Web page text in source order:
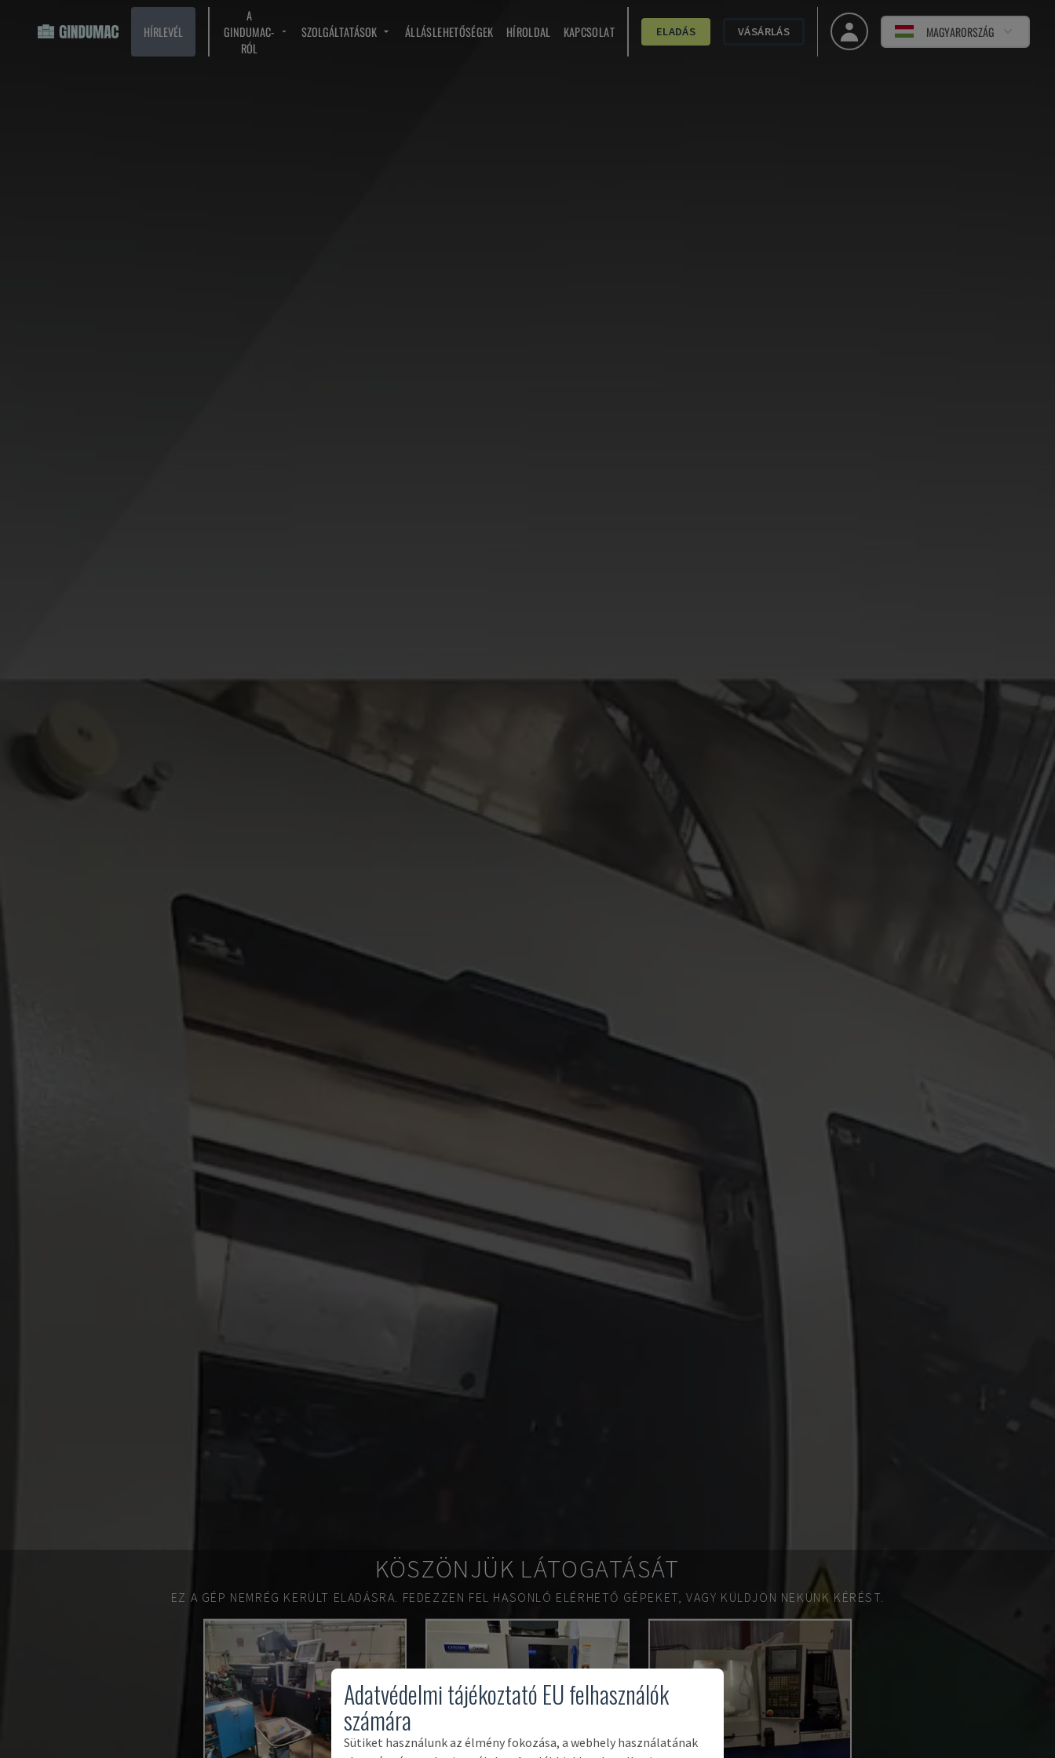
HÍRLEVÉL
A
GINDUMAC-
RÓL
SZOLGÁLTATÁSOK ÁLLÁSLEHETŐSÉGEK HÍROLDAL KAPCSOLAT ELADÁS VÁSÁRLÁS MAGYARORSZÁG
KÖSZÖNJÜK LÁTOGATÁSÁT
EZ A GÉP NEMRÉG KERÜLT ELADÁSRA. FEDEZZEN FEL HASONLÓ ELÉRHETŐ GÉPEKET, VAGY KÜLDJÖN NEKÜNK KÉRÉST.
Adatvédelmi tájékoztató EU felhasználók
számára
Sütiket használunk az élmény fokozása, a webhely használatának